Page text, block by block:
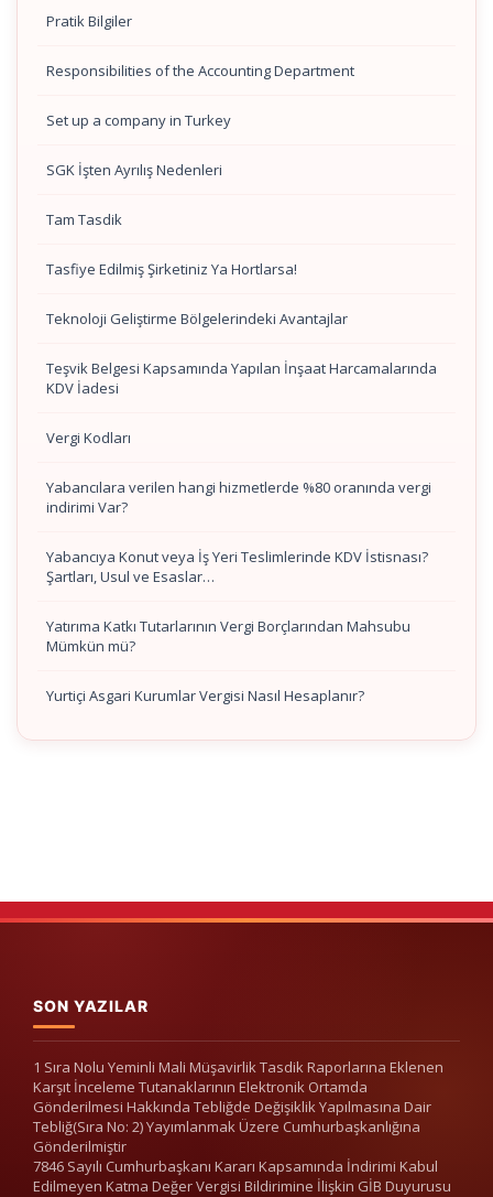
Pratik Bilgiler
Responsibilities of the Accounting Department
Set up a company in Turkey
SGK İşten Ayrılış Nedenleri
Tam Tasdik
Tasfiye Edilmiş Şirketiniz Ya Hortlarsa!
Teknoloji Geliştirme Bölgelerindeki Avantajlar
Teşvik Belgesi Kapsamında Yapılan İnşaat Harcamalarında
KDV İadesi
Vergi Kodları
Yabancılara verilen hangi hizmetlerde %80 oranında vergi
indirimi Var?
Yabancıya Konut veya İş Yeri Teslimlerinde KDV İstisnası?
Şartları, Usul ve Esaslar…
Yatırıma Katkı Tutarlarının Vergi Borçlarından Mahsubu
Mümkün mü?
Yurtiçi Asgari Kurumlar Vergisi Nasıl Hesaplanır?
SON YAZILAR
1 Sıra Nolu Yeminli Mali Müşavirlik Tasdik Raporlarına Eklenen
Karşıt İnceleme Tutanaklarının Elektronik Ortamda
Gönderilmesi Hakkında Tebliğde Değişiklik Yapılmasına Dair
Tebliğ(Sıra No: 2) Yayımlanmak Üzere Cumhurbaşkanlığına
Gönderilmiştir
7846 Sayılı Cumhurbaşkanı Kararı Kapsamında İndirimi Kabul
Edilmeyen Katma Değer Vergisi Bildirimine İlişkin GİB Duyurusu